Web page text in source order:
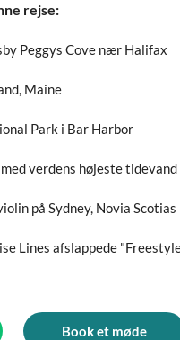
rejse:
Peggys Cove nær Halifax
Maine
Park i Bar Harbor
verdens højeste tidevand
på Sydney, Novia
Lines afslappede
Book et møde